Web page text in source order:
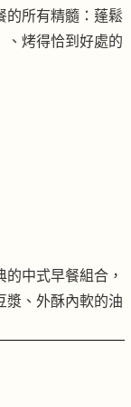
的所有精髓：蓬鬆
、烤得恰到好處的
中式早餐組合，
漿、外酥內軟的油